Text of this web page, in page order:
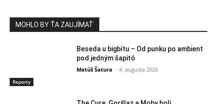
MOHLO BY ŤA ZAUJÍMAŤ
Reporty
Beseda u bigbítu – Od punku po ambient
pod jedným šapitó
Matúš Šatura - 4. augusta 2026